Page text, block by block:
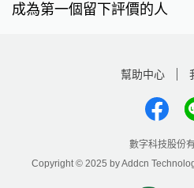
成為第一個留下評價的人
幫助中心
數字科技股份
Copyright © 2025 by Addcn